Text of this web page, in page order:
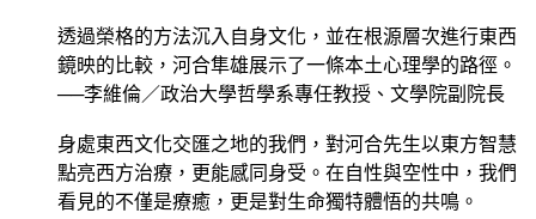
透過榮格的方法沉入自身文化，並在根源層次進行東西
鏡映的比較，河合隼雄展示了一條本土心理學的路徑。
──李維倫／政治大學哲學系專任教授、文學院副院長
身處東西文化交匯之地的我們，對河合先生以東方智慧
點亮西方治療，更能感同身受。在自性與空性中，我們
看見的不僅是療癒，更是對生命獨特體悟的共鳴。